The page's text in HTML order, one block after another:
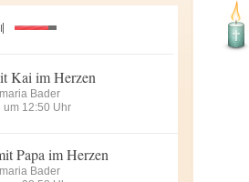
Kai im Herzen
Bader
um 12:50 Uhr
Papa im Herzen
Bader